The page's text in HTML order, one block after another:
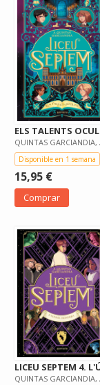
ELS TALENTS
QUINTAS GARCIANDIA,
Disponible en 1 semana
15,95 €
Comprar
LICEU SEPTEM 4.
QUINTAS GARCIANDIA,